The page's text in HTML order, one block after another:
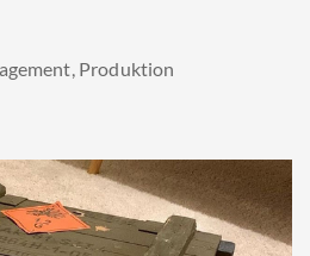
Produktion